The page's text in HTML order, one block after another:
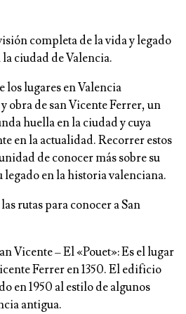
completa de la vida y legado
ciudad de Valencia.
los lugares en Valencia
obra de san Vicente Ferrer, un
huella en la ciudad y cuya
en la actualidad. Recorrer estos
de conocer más sobre su
legado en la historia valenciana.
rutas para conocer a San
Vicente – El «Pouet»: Es el lugar
Ferrer en 1350. El edificio
en 1950 al estilo de algunos
antigua.